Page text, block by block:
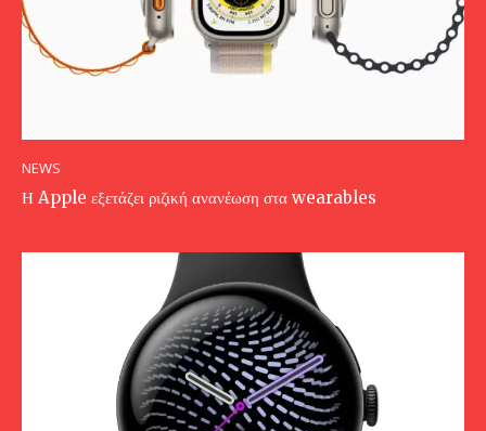
NEWS
Η Apple εξετάζει ριζική ανανέωση στα wearables